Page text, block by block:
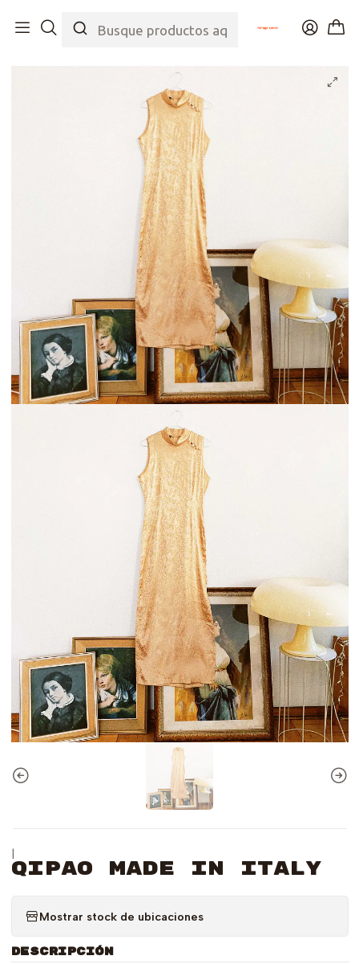
|
Qipao Made in Italy
Mostrar stock de ubicaciones
DESCRIPCIÓN